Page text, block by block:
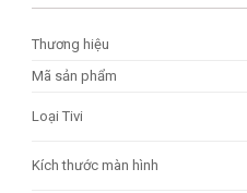
Thương hiệu
Mã sản phẩm
Loại Tivi
Kích thước màn hình